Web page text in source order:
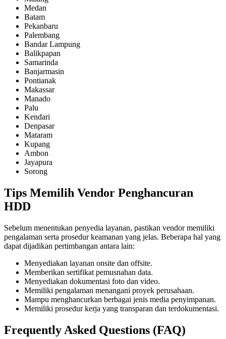
Medan
Batam
Pekanbaru
Palembang
Bandar Lampung
Balikpapan
Samarinda
Banjarmasin
Pontianak
Makassar
Manado
Palu
Kendari
Denpasar
Mataram
Kupang
Ambon
Jayapura
Sorong
Tips Memilih Vendor Penghancuran
HDD
Sebelum menentukan penyedia layanan, pastikan vendor memiliki
pengalaman serta prosedur keamanan yang jelas. Beberapa hal yang
dapat dijadikan pertimbangan antara lain:
Menyediakan layanan onsite dan offsite.
Memberikan sertifikat pemusnahan data.
Menyediakan dokumentasi foto dan video.
Memiliki pengalaman menangani proyek perusahaan.
Mampu menghancurkan berbagai jenis media penyimpanan.
Memiliki prosedur kerja yang transparan dan terdokumentasi.
Frequently Asked Questions (FAQ)